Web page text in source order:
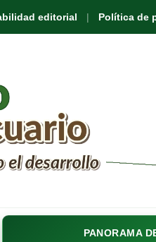
editorial Política de
PANORAMA